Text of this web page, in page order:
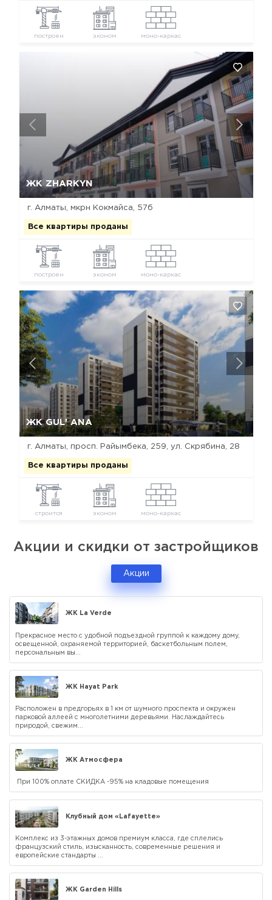
построен эконом моно-каркас
ЖК ZHARKYN
г. Алматы, мкрн Кокмайса, 57б
Все квартиры проданы
построен эконом моно-каркас
Да, удалить
ЖК GUL' ANA
г. Алматы, просп. Райымбека, 259, ул. Скрябина, 28
Все квартиры проданы
строится эконом моно-каркас
Да, удалить Отмена
Акции и скидки от застройщиков
Акции
ЖК La Verde
Прекрасное место с удобной подъездной группой к каждому дому,
освещенной, охраняемой территорией, баскетбольным полем,
персональным вы...
ЖК Hayat Park
Расположен в предгорьях в 1 км от шумного проспекта и окружен
парковой аллеей с многолетними деревьями. Наслаждайтесь
природой, свежим...
ЖК Атмосфера
При 100% оплате СКИДКА -95% на кладовые помещения
Клубный дом «Lafayette»
Комплекс из 3-этажных домов премиум класса, где сплелись
французский стиль, изысканность, современные решения и
европейские стандарты ...
ЖК Garden Hills